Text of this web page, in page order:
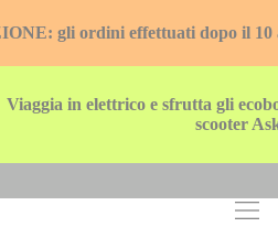
gli ordini effettuati dopo il 10
Viaggia in elettrico e sfrutta gli
scooter